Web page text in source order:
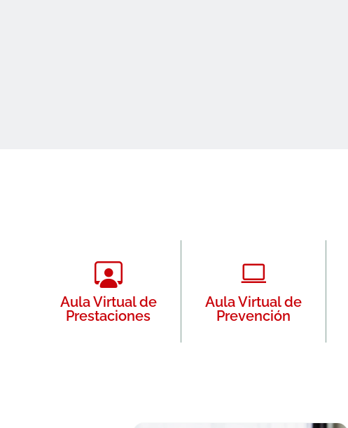
Aula Virtual de
Prestaciones
Aula Virtual de
Prevención